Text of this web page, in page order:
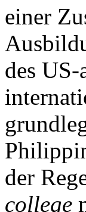
einer
des
der
college